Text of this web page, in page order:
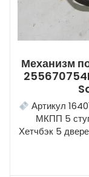
Механизм
Артикул
МКПП 5
Хетчбэк 5